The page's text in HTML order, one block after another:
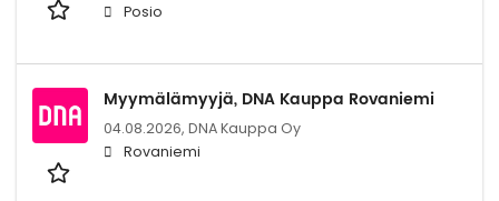
Posio
Myymälämyyjä, DNA Kauppa Rovaniemi
04.08.2026, DNA Kauppa Oy
Rovaniemi